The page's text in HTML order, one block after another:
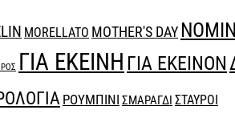
MORELLATO MOTHER'S DAY
ΓΙΑ ΕΚΕΙΝΗ ΓΙΑ ΕΚΕΙΝΟΝ
ΡΟΥΜΠΙΝΙ ΣΜΑΡΑΓΔΙ ΣΤΑΥΡΟΙ